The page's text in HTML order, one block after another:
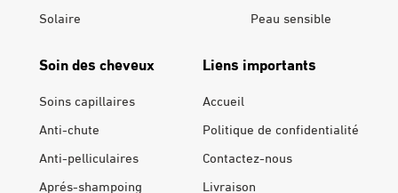
Solaire
Peau sensible
Soin des cheveux
Soins capillaires
Anti-chute
Anti-pelliculaires
Aprés-shampoing
Liens importants
Accueil
Politique de confidentialité
Contactez-nous
Livraison